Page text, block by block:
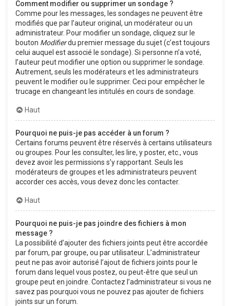
Comment modifier ou supprimer un sondage ?
Comme pour les messages, les sondages ne peuvent être
modifiés que par l’auteur original, un modérateur ou un
administrateur. Pour modifier un sondage, cliquez sur le
bouton Modifierdu premier message du sujet (c’est toujours
celui auquel est associé le sondage). Si personne n’a voté,
l’auteur peut modifier une option ou supprimer le sondage.
Autrement, seuls les modérateurs et les administrateurs
peuvent le modifier ou le supprimer. Ceci pour empêcher le
trucage en changeant les intitulés en cours de sondage.
Haut
Pourquoi ne puis-je pas accéder à un forum ?
Certains forums peuvent être réservés à certains utilisateurs
ou groupes. Pour les consulter, les lire, y poster, etc., vous
devez avoir les permissions s’y rapportant. Seuls les
modérateurs de groupes et les administrateurs peuvent
accorder ces accès, vous devez donc les contacter.
Haut
Pourquoi ne puis-je pas joindre des fichiers à mon
message ?
La possibilité d’ajouter des fichiers joints peut être accordée
par forum, par groupe, ou par utilisateur. L’administrateur
peut ne pas avoir autorisé l’ajout de fichiers joints pour le
forum dans lequel vous postez, ou peut-être que seul un
groupe peut en joindre. Contactez l’administrateur si vous ne
savez pas pourquoi vous ne pouvez pas ajouter de fichiers
joints sur un forum.